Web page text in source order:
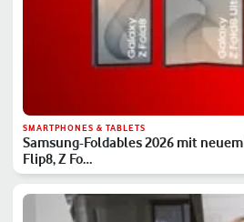
SMARTPHONES & TABLETS
Samsung-Foldables 2026 mit
Flip8, Z Fo…